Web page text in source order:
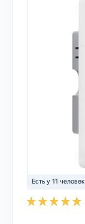
Есть у 11 человек